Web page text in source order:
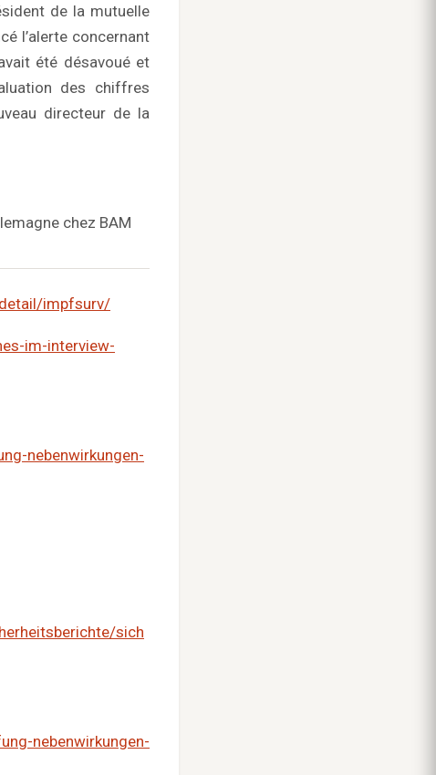
de la mutuelle
l’alerte concernant
été désavoué et
des chiffres
directeur de la
chez BAM
impfsurv/
im-interview-
nebenwirkungen-
sich
nebenwirkungen-